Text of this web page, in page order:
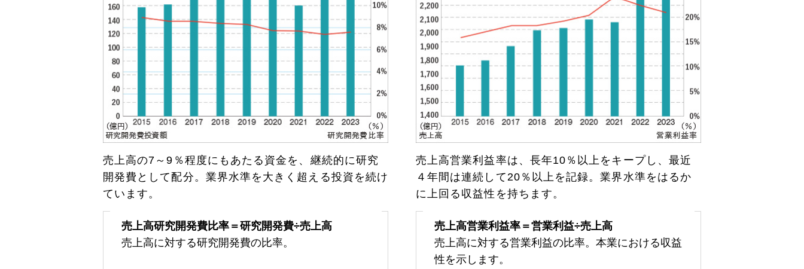
売上高の7～9％程度にもあたる資金を、継続的に研究
開発費として配分。業界水準を大きく超える投資を続け
ています。
売上高研究開発費比率＝研究開発費÷売上高
売上高に対する研究開発費の比率。
売上高営業利益率は、長年10％以上をキープし、最近
４年間は連続して20％以上を記録。業界水準をはるか
に上回る収益性を持ちます。
売上高営業利益率＝営業利益÷売上高
売上高に対する営業利益の比率。本業における収益
性を示します。